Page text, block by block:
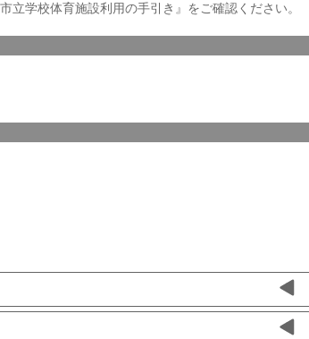
立学校体育施設利用の手引き』をご確認ください。